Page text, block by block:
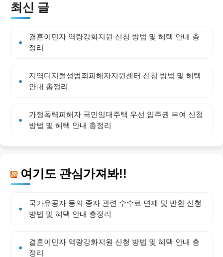
최신 글
결혼이민자 역량강화지원 신청 방법 및 혜택 안내 총
정리
지역디지털성범죄피해자지원센터 신청 방법 및 혜택
안내 총정리
가정폭력피해자 국민임대주택 우선 입주권 부여 신청
방법 및 혜택 안내 총정리
여기도 관심가져봐!!
국가유공자 등의 종자 관련 수수료 면제 및 반환 신청
방법 및 혜택 안내 총정리
결혼이민자 역량강화지원 신청 방법 및 혜택 안내 총
정리